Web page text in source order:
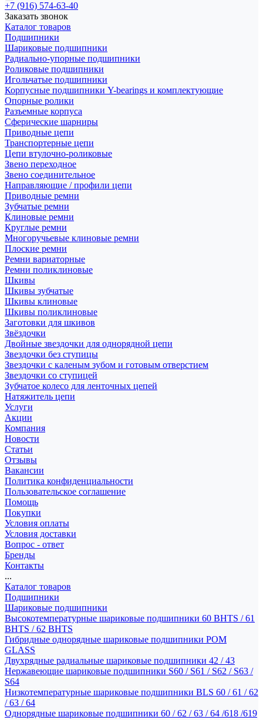
+7 (916) 574-63-40
Заказать звонок
Каталог товаров
Подшипники
Шариковые подшипники
Радиально-упорные подшипники
Роликовые подшипники
Игольчатые подшипники
Корпусные подшипники Y-bearings и комплектующие
Опорные ролики
Разъемные корпуса
Сферические шарниры
Приводные цепи
Транспортерные цепи
Цепи втулочно-роликовые
Звено переходное
Звено соединительное
Направляющие / профили цепи
Приводные ремни
Зубчатые ремни
Клиновые ремни
Круглые ремни
Многоручьевые клиновые ремни
Плоские ремни
Ремни вариаторные
Ремни поликлиновые
Шкивы
Шкивы зубчатые
Шкивы клиновые
Шкивы поликлиновые
Заготовки для шкивов
Звёздочки
Двойные звездочки для однорядной цепи
Звездочки без ступицы
Звездочки с каленым зубом и готовым отверстием
Звездочки со ступицей
Зубчатое колесо для ленточных цепей
Натяжитель цепи
Услуги
Акции
Компания
Новости
Статьи
Отзывы
Вакансии
Политика конфиденциальности
Пользовательское соглашение
Помощь
Покупки
Условия оплаты
Условия доставки
Вопрос - ответ
Бренды
Контакты
...
Каталог товаров
Подшипники
Шариковые подшипники
Высокотемпературные шариковые подшипники 60 BHTS / 61
BHTS / 62 BHTS
Гибридные однорядные шариковые подшипники POM
GLASS
Двухрядные радиальные шариковые подшипники 42 / 43
Нержавеющие шариковые подшипники S60 / S61 / S62 / S63 /
S64
Низкотемпературные шариковые подшипники BLS 60 / 61 / 62
/ 63 / 64
Однорядные шариковые подшипники 60 / 62 / 63 / 64 /618 /619